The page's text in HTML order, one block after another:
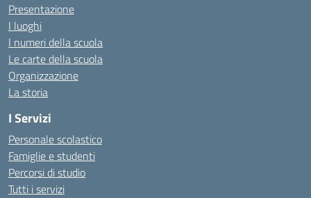
Presentazione
I luoghi
I numeri della scuola
Le carte della scuola
Organizzazione
La storia
I Servizi
Personale scolastico
Famiglie e studenti
Percorsi di studio
Tutti i servizi